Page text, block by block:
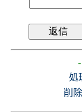
処
削